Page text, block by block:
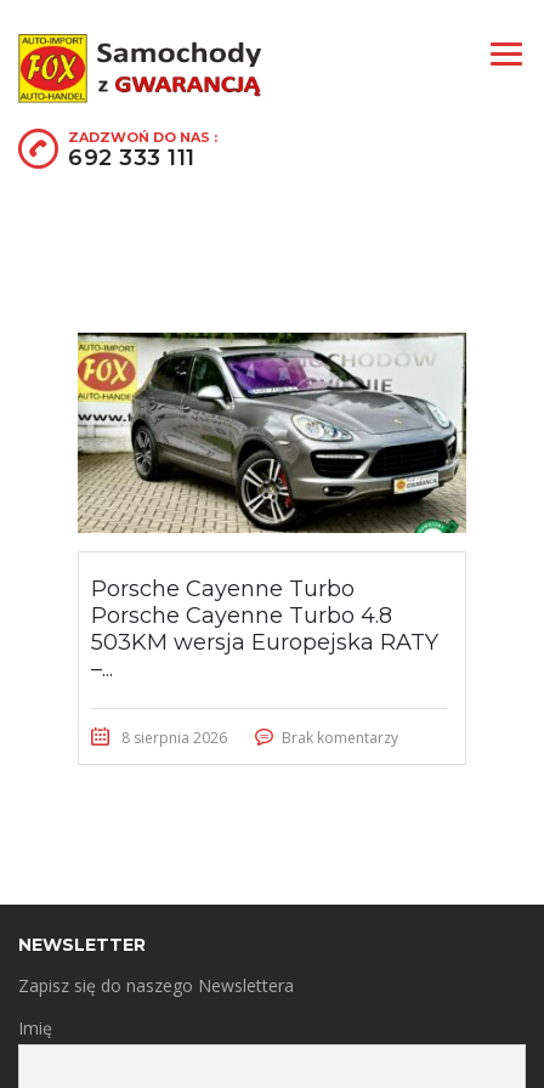
ZADZWOŃ DO NAS :
692 333 111
Porsche Cayenne Turbo
Porsche Cayenne Turbo 4.8
503KM wersja Europejska RATY
–...
8 sierpnia 2026 Brak komentarzy
NEWSLETTER
Zapisz się do naszego Newslettera
Imię